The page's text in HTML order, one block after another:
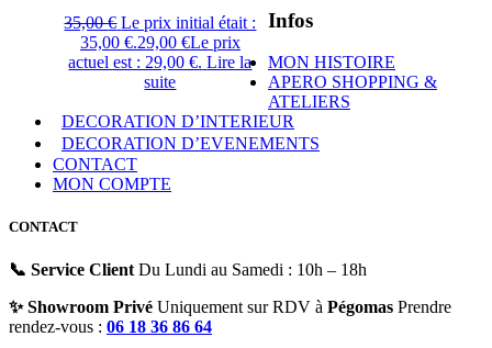
35,00€ Le prix initial était :
35,00 €.29,00 €Le prix
actuel est : 29,00 €. Lire la
suite
Infos
MON HISTOIRE
APERO SHOPPING &
ATELIERS
DECORATION D’INTERIEUR
DECORATION D’EVENEMENTS
CONTACT
MON COMPTE
CONTACT
📞 Service ClientDu Lundi au Samedi : 10h – 18h
✨ Showroom Privé Uniquement sur RDV à Pégomas Prendre
rendez-vous : 06 18 36 86 64